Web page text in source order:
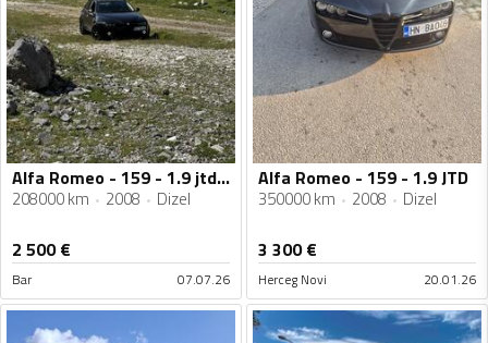
Alfa Romeo - 159 - 1.9 jtdm Ti
208000 km 2008 Dizel
2 500€
Bar 07.07.26
Alfa Romeo - 159 - 1.9 JTD
350000 km 2008 Dizel
3 300€
Herceg Novi 20.01.26